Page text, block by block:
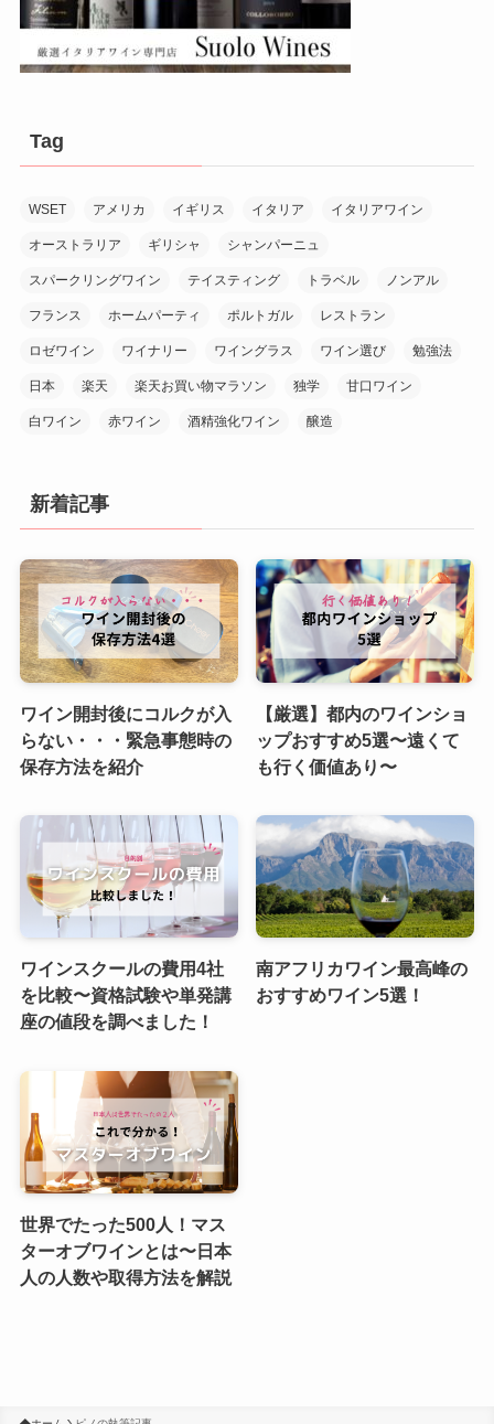
Tag
WSET アメリカ イギリス イタリア イタリアワイン
オーストラリア ギリシャ シャンパーニュ
スパークリングワイン テイスティング トラベル ノンアル
フランス ホームパーティ ポルトガル レストラン
ロゼワイン ワイナリー ワイングラス ワイン選び 勉強法
日本 楽天 楽天お買い物マラソン 独学 甘口ワイン
白ワイン 赤ワイン 酒精強化ワイン 醸造
新着記事
ワイン開封後にコルクが入
らない・・・緊急事態時の
保存方法を紹介
【厳選】都内のワインショ
ップおすすめ5選〜遠くて
も行く価値あり〜
ワインスクールの費用4社
を比較〜資格試験や単発講
座の値段を調べました！
南アフリカワイン最高峰の
おすすめワイン5選！
世界でたった500人！マス
ターオブワインとは〜日本
人の人数や取得方法を解説